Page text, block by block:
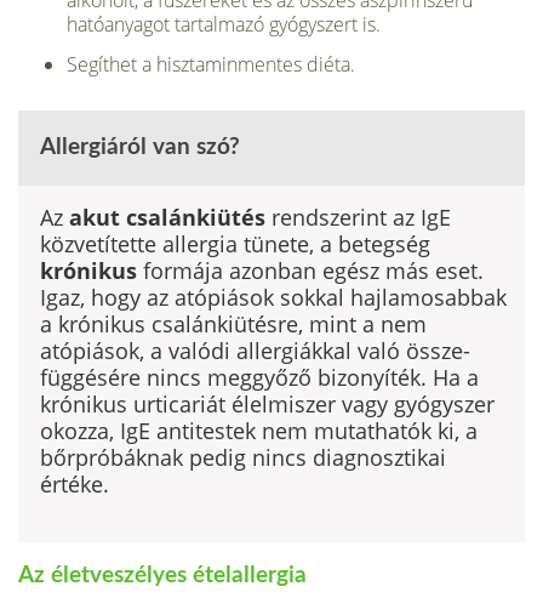
hatóanyagot tartal­mazó gyógyszert is.
Segíthet a hisztaminmentes diéta.
Allergiáról van szó?
Az akut csalánkiütés rendszerint az IgE
közvetítette allergia tünete, a betegség
krónikus formája azonban egész más eset.
Igaz, hogy az atópiások sokkal haj­lamosabbak
a krónikus csalánkiütésre, mint a nem
atópiások, a valódi allergiákkal való össze­
függésére nincs meggyőző bizonyíték. Ha a
krónikus urticariát élelmiszer vagy gyógyszer
okozza, IgE antitestek nem mutathatók ki, a
bőrpróbáknak pedig nincs diagnosztikai
értéke.
Az életveszélyes ételallergia